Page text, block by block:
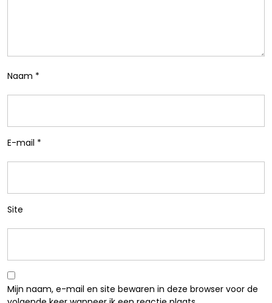
Naam *
E-mail *
Site
Mijn naam, e-mail en site bewaren in deze browser voor de